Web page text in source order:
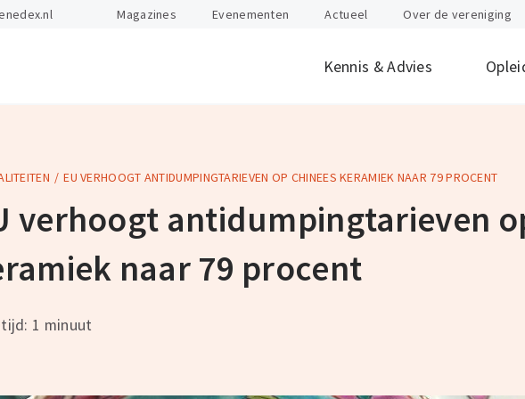
Kennis & Advies
Gevaarlijke Stoffen
Internationaal
ondernemen
Juridisch
Arbo & veiligheid Btw Douane
Exportdocumenten Gevaarlijke stoffen Heftruck &
Magazijnen Logistiek Management
Magazines Evenementen Actueel Over de vereniging
EU VERHOOGT ANTIDUMPINGTARIEVEN OP CHINEES KERAMIEK NAAR 79 PROCENT
verhoogt antidumpingtarieven
naar 79 procent
1 minuut